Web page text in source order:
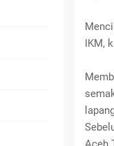
IKM,